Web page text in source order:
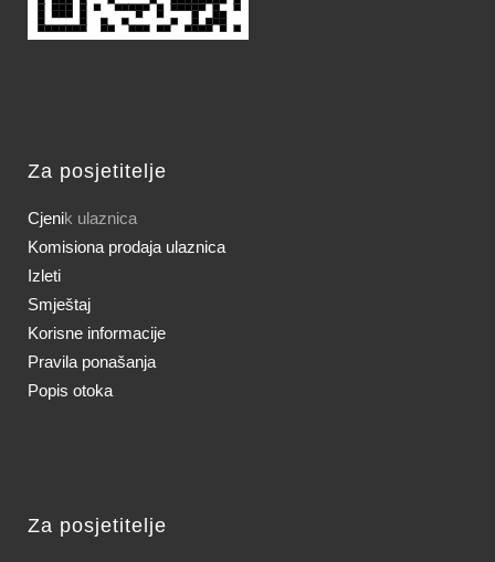
Za posjetitelje
Cjenik ulaznica
Komisiona prodaja ulaznica
Izleti
Smještaj
Korisne informacije
Pravila ponašanja
Popis otoka
Za posjetitelje